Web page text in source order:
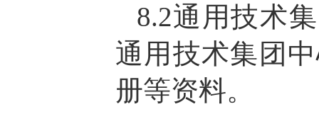
8.2通用技术
通用技术集团
册等资料。